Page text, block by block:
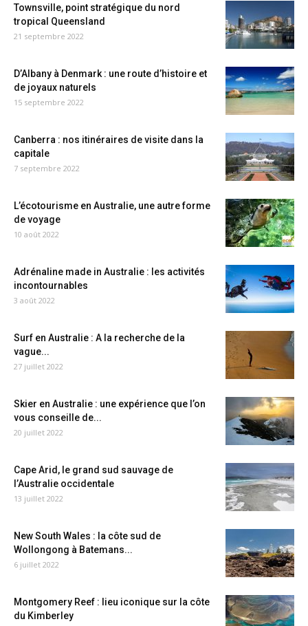
Townsville, point stratégique du nord
tropical Queensland
21 septembre 2022
D’Albany à Denmark : une route d’histoire et
de joyaux naturels
15 septembre 2022
Canberra : nos itinéraires de visite dans la
capitale
7 septembre 2022
L’écotourisme en Australie, une autre forme
de voyage
10 août 2022
Adrénaline made in Australie : les activités
incontournables
3 août 2022
Surf en Australie : A la recherche de la
vague...
27 juillet 2022
Skier en Australie : une expérience que l’on
vous conseille de...
20 juillet 2022
Cape Arid, le grand sud sauvage de
l’Australie occidentale
13 juillet 2022
New South Wales : la côte sud de
Wollongong à Batemans...
6 juillet 2022
Montgomery Reef : lieu iconique sur la côte
du Kimberley